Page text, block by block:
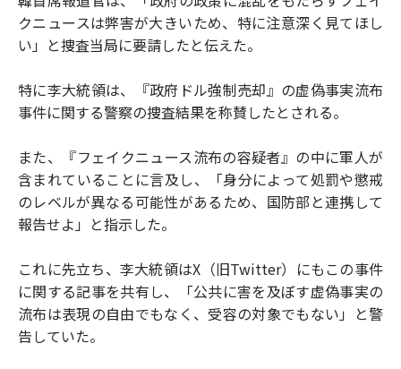
クニュースは弊害が大きいため、特に注意深く見てほし
い」と捜査当局に要請したと伝えた。
特に李大統領は、『政府ドル強制売却』の虚偽事実流布
事件に関する警察の捜査結果を称賛したとされる。
また、『フェイクニュース流布の容疑者』の中に軍人が
含まれていることに言及し、「身分によって処罰や懲戒
のレベルが異なる可能性があるため、国防部と連携して
報告せよ」と指示した。
これに先立ち、李大統領はX（旧Twitter）にもこの事件
に関する記事を共有し、「公共に害を及ぼす虚偽事実の
流布は表現の自由でもなく、受容の対象でもない」と警
告していた。